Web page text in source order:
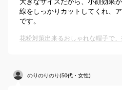
線をしっかりカットしてくれ、
です。
のりのりのり(50代・女性)